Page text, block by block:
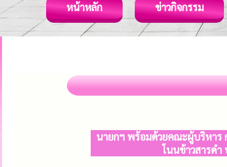
หน้าหลัก ข่าวกิจกรรม
นายกฯ พร้อมด้วยคณะผู้บริหาร
โนนข้าวสารด